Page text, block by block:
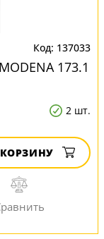
137033
173.1
2 шт.